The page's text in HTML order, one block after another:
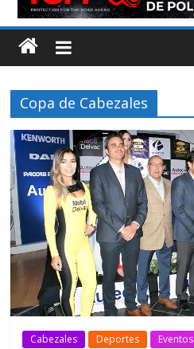
Copa de Cabezales
Cabezales Deportes Eventos